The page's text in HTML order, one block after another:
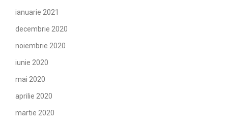
ianuarie 2021
decembrie 2020
noiembrie 2020
iunie 2020
mai 2020
aprilie 2020
martie 2020